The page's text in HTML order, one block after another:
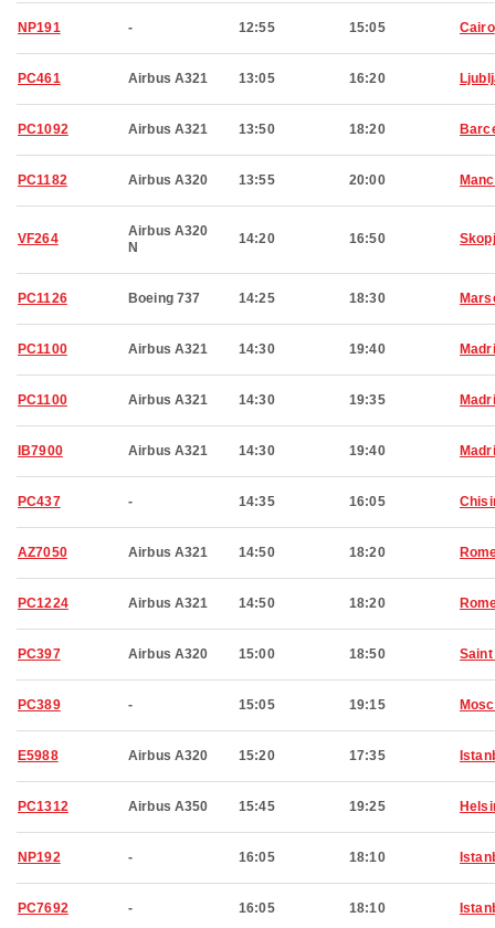
NP191 - 12:55 15:05 Cairo
PC461 Airbus A321 13:05 16:20
PC1092 Airbus A321 13:50 18:20
PC1182 Airbus A320 13:55 20:00
VF264
Airbus A320
N
14:20 16:50
PC1126 Boeing 737 14:25 18:30
PC1100 Airbus A321 14:30 19:40
PC1100 Airbus A321 14:30 19:35
IB7900 Airbus A321 14:30 19:40
PC437 - 14:35 16:05
AZ7050 Airbus A321 14:50 18:20
PC1224 Airbus A321 14:50 18:20
PC397 Airbus A320 15:00 18:50
PC389 - 15:05 19:15
E5988 Airbus A320 15:20 17:35
PC1312 Airbus A350 15:45 19:25
NP192 - 16:05 18:10
PC7692 - 16:05 18:10